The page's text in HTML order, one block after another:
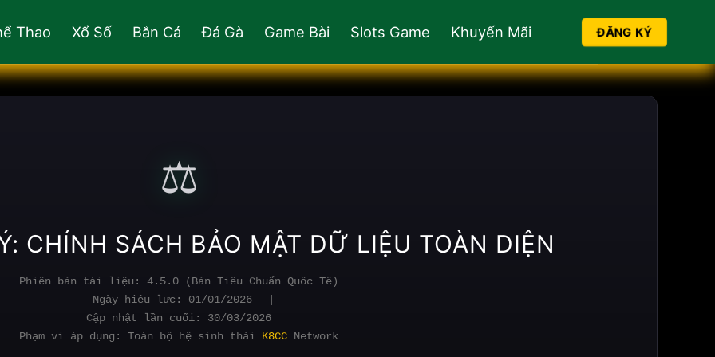
Thao Xổ Số Bắn Cá Đá Gà Game Bài Slots Game Khuyến Mãi ĐĂNG KÝ
⚖️
CHÍNH SÁCH BẢO MẬT DỮ LIỆU TOÀN DIỆN
Phiên bản tài liệu: 4.5.0 (Bản Tiêu Chuẩn Quốc Tế)
Ngày hiệu lực: 01/01/2026
Cập nhật lần cuối: 30/03/2026
Phạm vi áp dụng: Toàn bộ hệ sinh thái K8CC Network